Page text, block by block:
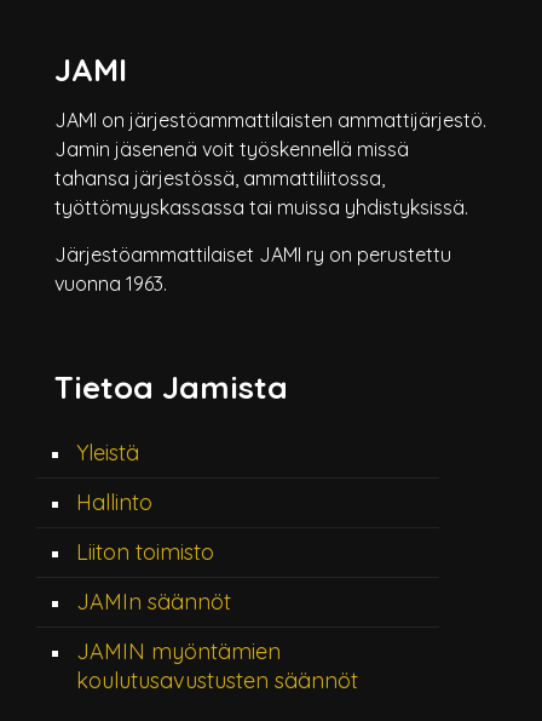
JAMI
JAMI on järjestöammattilaisten ammattijärjestö.
Jamin jäsenenä voit työskennellä missä
tahansa järjestössä, ammattiliitossa,
työttömyyskassassa tai muissa yhdistyksissä.
Järjestöammattilaiset JAMI ry on perustettu
vuonna 1963.
Tietoa Jamista
Yleistä
Hallinto
Liiton toimisto
JAMIn säännöt
JAMIN myöntämien
koulutusavustusten säännöt